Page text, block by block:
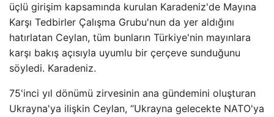
üçlü girişim kapsamında kurulan Karadeniz'de Mayına
Karşı Tedbirler Çalışma Grubu'nun da yer aldığını
hatırlatan Ceylan, tüm bunların Türkiye'nin mayınlara
karşı bakış açısıyla uyumlu bir çerçeve sunduğunu
söyledi. Karadeniz.
75'inci yıl dönümü zirvesinin ana gündemini oluşturan
Ukrayna'ya ilişkin Ceylan, “Ukrayna gelecekte NATO'ya